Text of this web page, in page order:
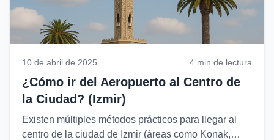
10 de abril de 2025 4 min de lectura
¿Cómo ir del Aeropuerto al Centro de
la Ciudad? (Izmir)
Existen múltiples métodos prácticos para llegar al
centro de la ciudad de Izmir (áreas como Konak,